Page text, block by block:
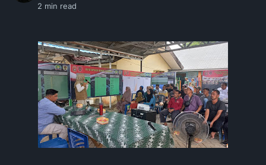
2 min read